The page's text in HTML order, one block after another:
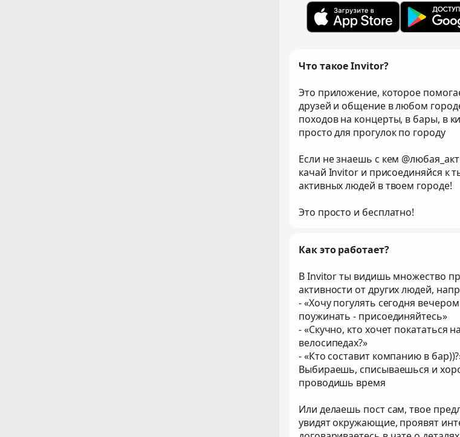
Что такое Invitor?
Это приложение, которое
друзей и общение в любом
походов на концерты, в бары, в
просто для прогулок по городу
Если не знаешь с кем
качай Invitor и присоединяйся к
активных людей в твоем городе!
Это просто и бесплатно!
Как это работает?
В Invitor ты видишь множество
активности от других людей,
- «Хочу погулять сегодня
поужинать - присоединяйтесь»
- «Скучно, кто хочет покататься на
велосипедах?»
- «Кто составит компанию в
Выбираешь, списываешься и
проводишь время
Или делаешь пост сам, твое
увидят окружающие, проявят